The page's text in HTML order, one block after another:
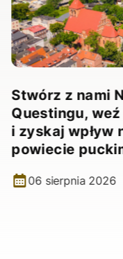
Stwórz z nami
Questingu,
i zyskaj wpływ
powiecie
06 sierpnia 2026